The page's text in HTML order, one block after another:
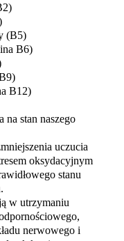
(B5)
B6)
B12)
na stan naszego
uczucia
oksydacyjnym
stanu
w utrzymaniu
nerwowego i